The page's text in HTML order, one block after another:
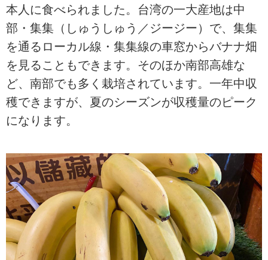
本人に食べられました。台湾の一大産地は中
部・集集（しゅうしゅう／ジージー）で、集集
を通るローカル線・集集線の車窓からバナナ畑
を見ることもできます。そのほか南部高雄な
ど、南部でも多く栽培されています。一年中収
穫できますが、夏のシーズンが収穫量のピーク
になります。